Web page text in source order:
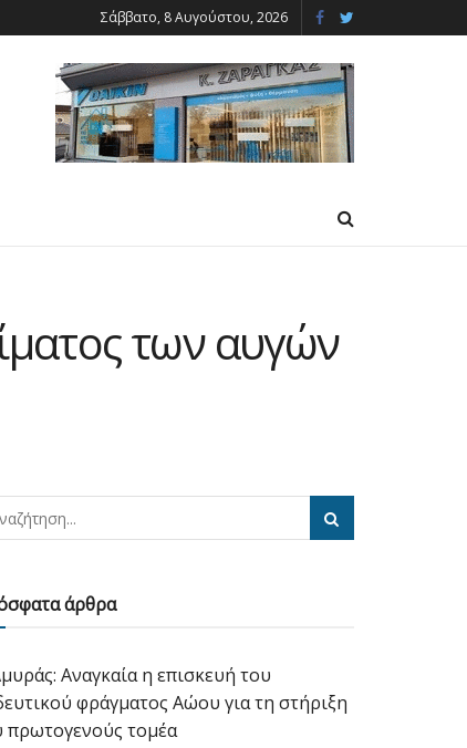
Σάββατο, 8 Αυγούστου, 2026
των αυγών
άρθρα
Αναγκαία η επισκευή του
φράγματος Αώου για τη στήριξη
πρωτογενούς τομέα